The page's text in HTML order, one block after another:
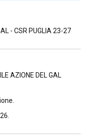
- CSR PUGLIA 23-27
AZIONE DEL GAL